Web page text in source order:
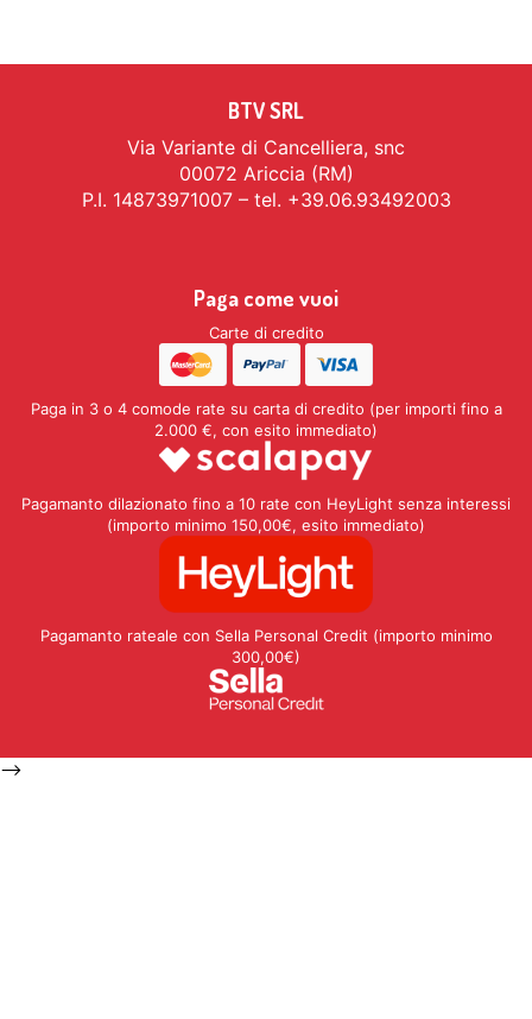
BTV SRL
Via Variante di Cancelliera, snc
00072 Ariccia (RM)
P.I. 14873971007 – tel. +39.06.93492003
Paga come vuoi
Carte di credito
Paga in 3 o 4 comode rate su carta di credito (per importi fino a
2.000 €, con esito immediato)
Pagamanto dilazionato fino a 10 rate con HeyLight senza interessi
(importo minimo 150,00€, esito immediato)
Pagamanto rateale con Sella Personal Credit (importo minimo
300,00€)
-->